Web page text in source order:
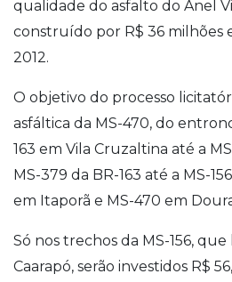
qualidade do asfalto do Anel
construído por R$ 36 milhões
2012.
O objetivo do processo
asfáltica da MS-470, do
163 em Vila Cruzaltina até a
MS-379 da BR-163 até a MS-
em Itaporã e MS-470 em
Só nos trechos da MS-156,
Caarapó, serão investidos R$